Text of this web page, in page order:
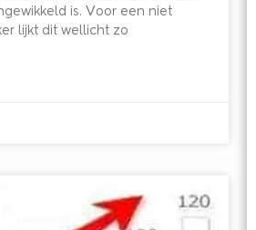
is. Voor een niet
lijkt dit wellicht zo